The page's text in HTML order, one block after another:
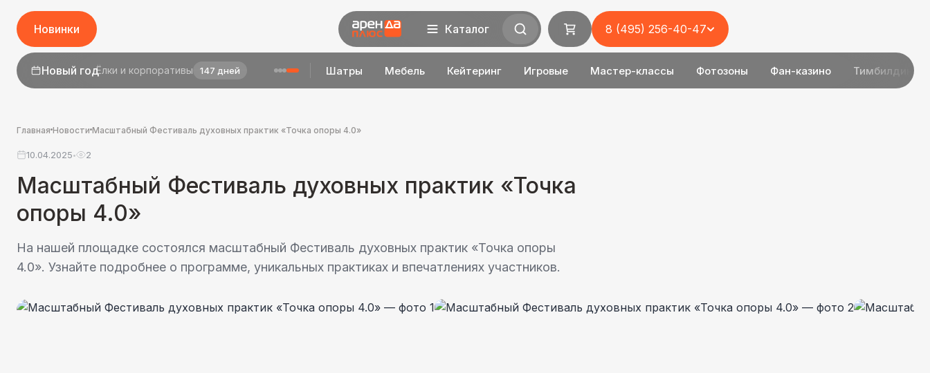
Новинки
1 сентябряДень знаний 25 дней Шатры Мебель Кейтеринг Игровые Мастер-классы Фотозоны Фан-казино Тимбилдинг
Каталог 8 (495) 256-40-47
Главная Новости Масштабный Фестиваль духовных практик «Точка опоры 4.0»
10.04.2025• 2
Масштабный Фестиваль духовных практик «Точка
опоры 4.0»
На нашей площадке состоялся масштабный Фестиваль духовных практик «Точка опоры
4.0». Узнайте подробнее о программе, уникальных практиках и впечатлениях участников.